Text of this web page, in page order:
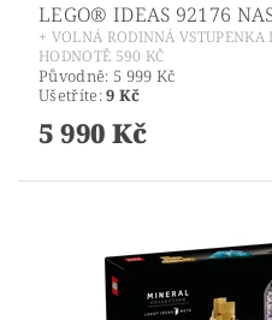
LEGO® IDEAS 92176
+ VOLNÁ RODINNÁ VSTUPENKA
HODNOTĚ 590 KČ
Původně: 5 999 Kč
Ušetříte:9 Kč
5 990 Kč